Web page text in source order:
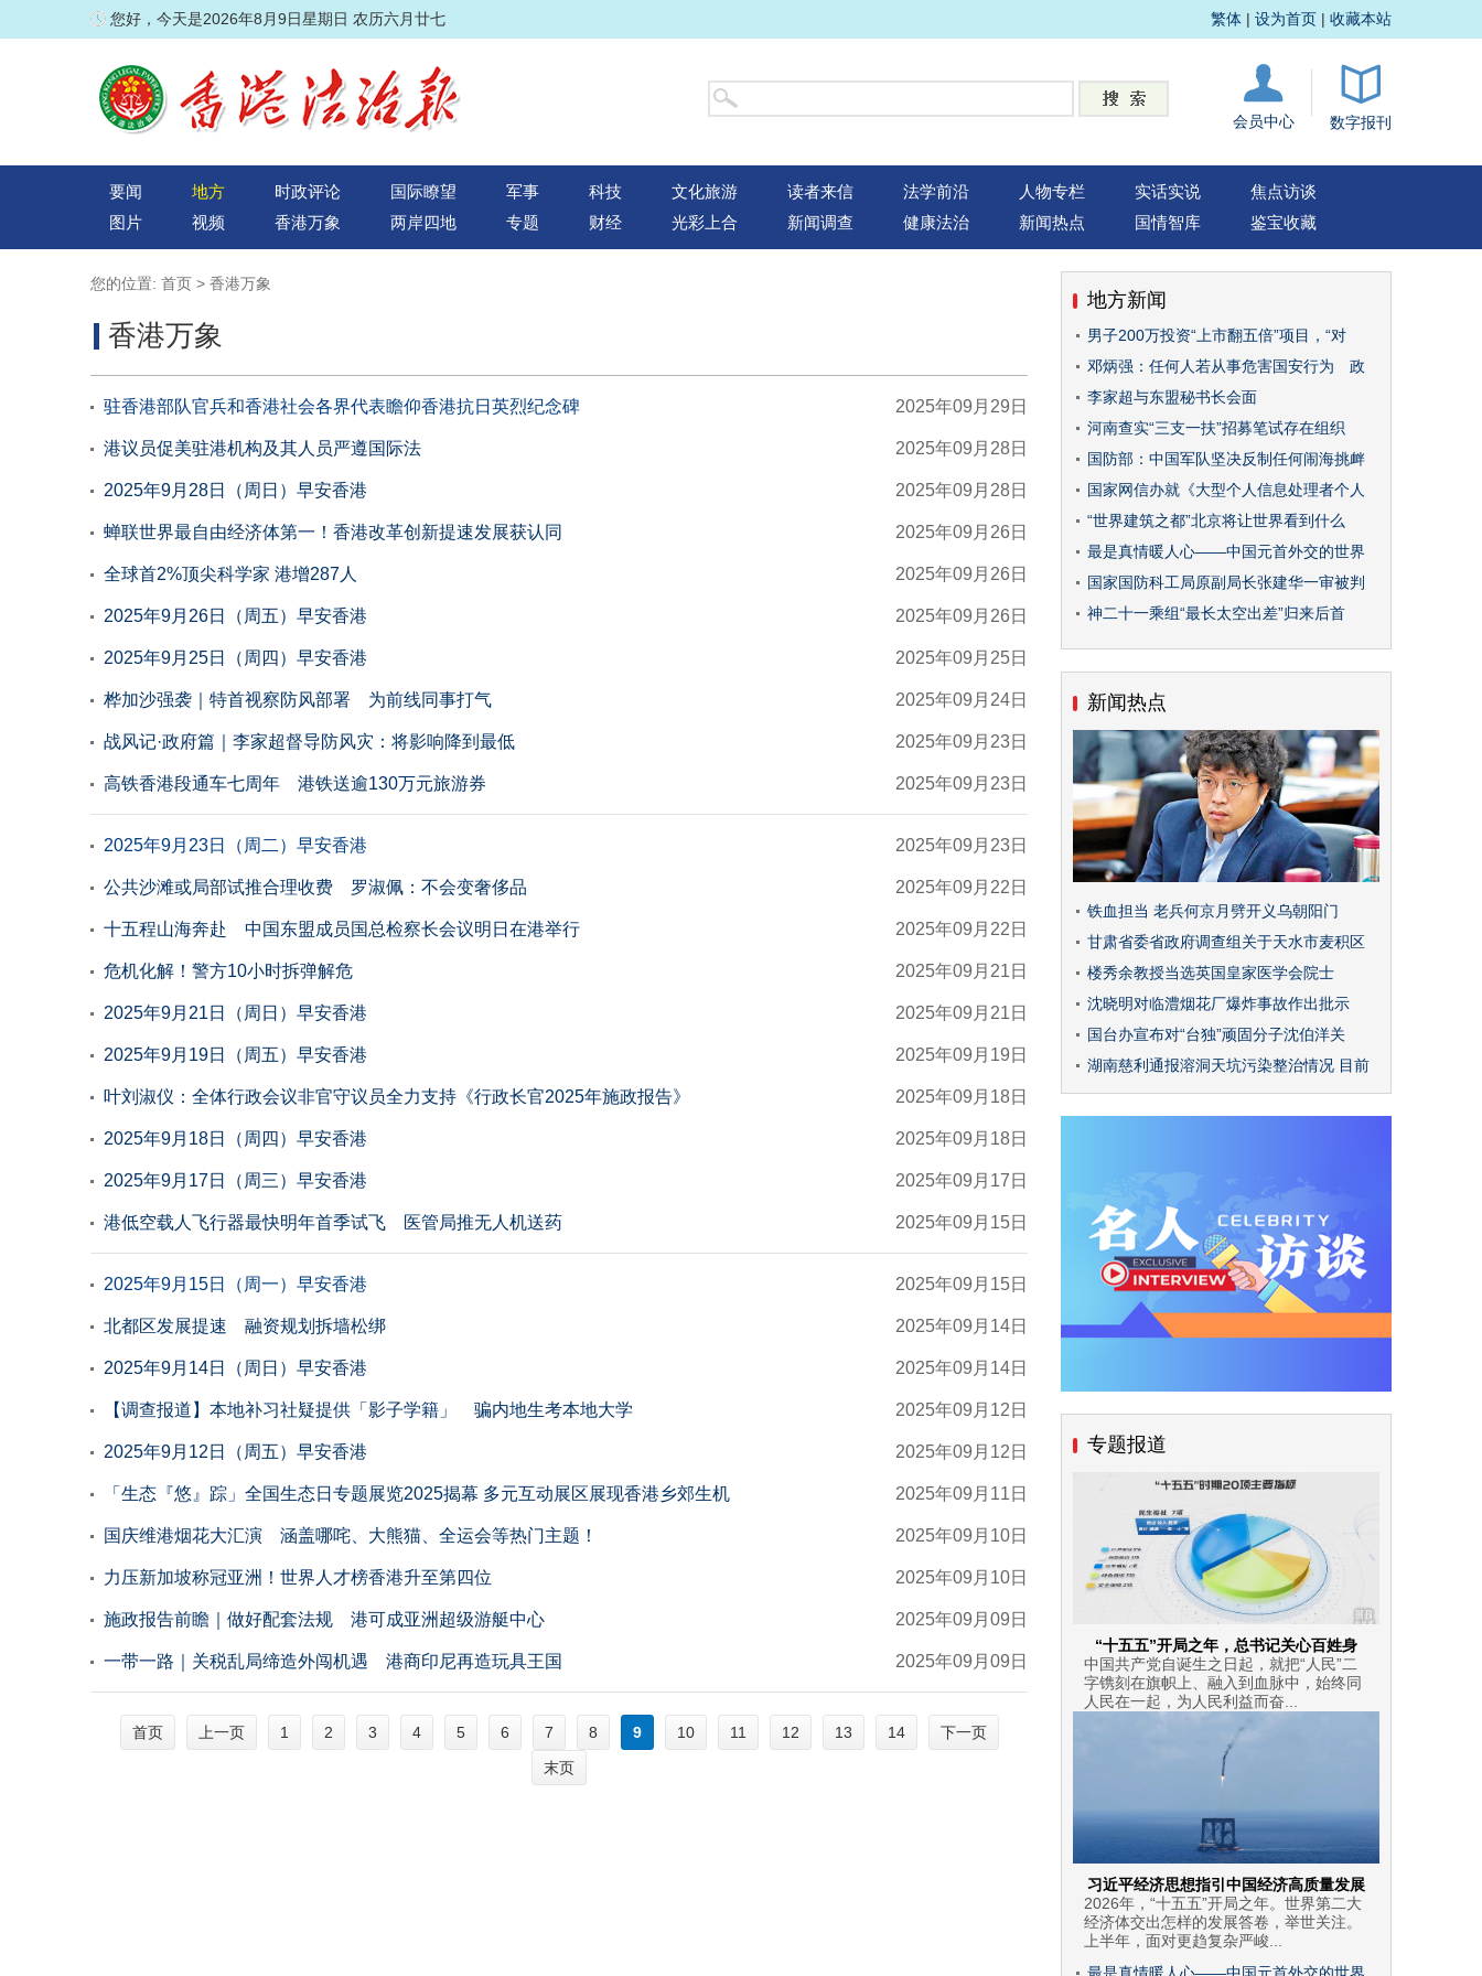
您好，今天是2026年8月9日星期日 农历六月廿七 繁体 | 设为首页 | 收藏本站
会员中心 数字报刊
要闻 地方 时政评论 国际瞭望 军事 科技 文化旅游 读者来信 法学前沿 人物专栏 实话实说
焦点访谈
图片
视频 香港万象 两岸四地 专题 财经 光彩上合 新闻调查 健康法治 新闻热点 国情智库 鉴宝收藏
您的位置: 首页 > 香港万象
香港万象
驻香港部队官兵和香港社会各界代表瞻仰香港抗日英烈纪念碑 2025年09月29日
港议员促美驻港机构及其人员严遵国际法 2025年09月28日
2025年9月28日（周日）早安香港 2025年09月28日
蝉联世界最自由经济体第一！香港改革创新提速发展获认同 2025年09月26日
全球首2%顶尖科学家 港增287人 2025年09月26日
2025年9月26日（周五）早安香港 2025年09月26日
2025年9月25日（周四）早安香港 2025年09月25日
桦加沙强袭｜特首视察防风部署 为前线同事打气 2025年09月24日
战风记·政府篇｜李家超督导防风灾：将影响降到最低 2025年09月23日
高铁香港段通车七周年 港铁送逾130万元旅游券 2025年09月23日
2025年9月23日（周二）早安香港 2025年09月23日
公共沙滩或局部试推合理收费 罗淑佩：不会变奢侈品 2025年09月22日
十五程山海奔赴 中国东盟成员国总检察长会议明日在港举行 2025年09月22日
危机化解！警方10小时拆弹解危 2025年09月21日
2025年9月21日（周日）早安香港 2025年09月21日
2025年9月19日（周五）早安香港 2025年09月19日
叶刘淑仪：全体行政会议非官守议员全力支持《行政长官2025年施政报告》 2025年09月18日
2025年9月18日（周四）早安香港 2025年09月18日
2025年9月17日（周三）早安香港 2025年09月17日
港低空载人飞行器最快明年首季试飞 医管局推无人机送药 2025年09月15日
2025年9月15日（周一）早安香港 2025年09月15日
北都区发展提速 融资规划拆墙松绑 2025年09月14日
2025年9月14日（周日）早安香港 2025年09月14日
【调查报道】本地补习社疑提供「影子学籍」 骗内地生考本地大学 2025年09月12日
2025年9月12日（周五）早安香港 2025年09月12日
「生态『悠』踪」全国生态日专题展览2025揭幕 多元互动展区展现香港乡郊生机 2025年09月11日
国庆维港烟花大汇演 涵盖哪咤、大熊猫、全运会等热门主题！ 2025年09月10日
力压新加坡称冠亚洲！世界人才榜香港升至第四位 2025年09月10日
施政报告前瞻｜做好配套法规 港可成亚洲超级游艇中心 2025年09月09日
一带一路｜关税乱局缔造外闯机遇 港商印尼再造玩具王国 2025年09月09日
首页 1 2 3 4 5 6 7 8 9 10 11 12 13
14
末页
地方新闻
男子200万投资“上市翻五倍”项目，“对
邓炳强：任何人若从事危害国安行为 政
李家超与东盟秘书长会面
河南查实“三支一扶”招募笔试存在组织
国防部：中国军队坚决反制任何闹海挑衅
国家网信办就《大型个人信息处理者个人
“世界建筑之都”北京将让世界看到什么
最是真情暖人心——中国元首外交的世界
国家国防科工局原副局长张建华一审被判
神二十一乘组“最长太空出差”归来后首
新闻热点
铁血担当 老兵何京月劈开义乌朝阳门
甘肃省委省政府调查组关于天水市麦积区
楼秀余教授当选英国皇家医学会院士
沈晓明对临澧烟花厂爆炸事故作出批示
国台办宣布对“台独”顽固分子沈伯洋关
湖南慈利通报溶洞天坑污染整治情况 目前
专题报道
“十五五”开局之年，总书记关心百姓身
中国共产党自诞生之日起，就把“人民”二
字镌刻在旗帜上、融入到血脉中，始终同
人民在一起，为人民利益而奋...
习近平经济思想指引中国经济高质量发展
2026年，“十五五”开局之年。世界第二大
经济体交出怎样的发展答卷，举世关注。
上半年，面对更趋复杂严峻...